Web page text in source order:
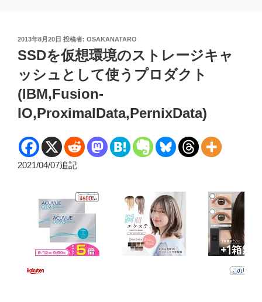
投
稿
日:
2013年8月20日 投稿者: OSAKANATARO
SSDを仮想環境のストレージキャ
ッシュとして使うプロダクト
(IBM,Fusion-
IO,ProximalData,PernixData)
2021/04/07追記